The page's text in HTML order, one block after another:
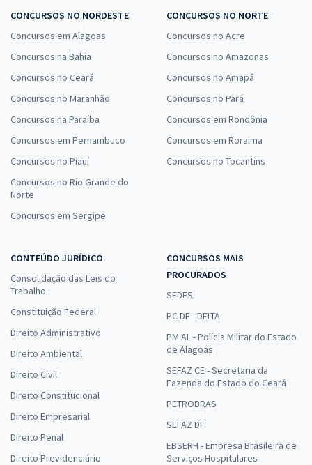
CONCURSOS NO NORDESTE
Concursos em Alagoas
Concursos na Bahia
Concursos no Ceará
Concursos no Maranhão
Concursos na Paraíba
Concursos em Pernambuco
Concursos no Piauí
Concursos no Rio Grande do
Norte
Concursos em Sergipe
CONCURSOS NO NORTE
Concursos no Acre
Concursos no Amazonas
Concursos no Amapá
Concursos no Pará
Concursos em Rondônia
Concursos em Roraima
Concursos no Tocantins
CONTEÚDO JURÍDICO
Consolidação das Leis do
Trabalho
Constituição Federal
Direito Administrativo
Direito Ambiental
Direito Civil
Direito Constitucional
Direito Empresarial
Direito Penal
Direito Previdenciário
CONCURSOS MAIS
PROCURADOS
SEDES
PC DF - DELTA
PM AL - Polícia Militar do Estado
de Alagoas
SEFAZ CE - Secretaria da
Fazenda do Estado do Ceará
PETROBRAS
SEFAZ DF
EBSERH - Empresa Brasileira de
Serviços Hospitalares